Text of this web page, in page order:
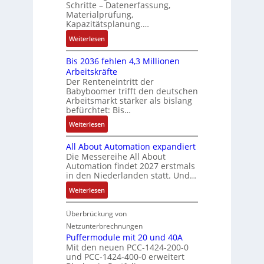
a
u
f
n
a
h
m
e
,
g
e
p
ä
g
t
d
u
r
d
a
C
-
y
s
e
m
e
f
t
s
f
ü
h
r
e
r
z
u
m
V
o
r
s
t
a
d
d
e
s
:
Q
2
-
E
r
g
e
b
n
i
s
s
e
b
e
s
t
ä
t
i
g
e
t
r
i
e
b
s
-
u
n
d
M
a
r
k
e
t
n
e
i
t
Schritte – Datenerfassung,
Materialprüfung,
Kapazitätsplanung.…
Weiterlesen:
K
I
b
r
a
u
c
h
t
S
t
r
u
k
u
r
Bis 2036 fehlen 4,3 Millionen
Arbeitskräfte
Der Renteneintritt der
Babyboomer trifft den deutschen
Arbeitsmarkt stärker als bislang
befürchtet: Bis…
Weiterlesen:
B
i
s
2
0
3
6
f
e
h
l
e
All About Automation expandiert
Die Messereihe All About
Automation findet 2027 erstmals
in den Niederlanden statt. Und…
Weiterlesen:
A
l
A
b
o
Überbrückung von
Netzunterbrechnungen
Puffermodule mit 20 und 40A
Mit den neuen PCC-1424-200-0
und PCC-1424-400-0 erweitert